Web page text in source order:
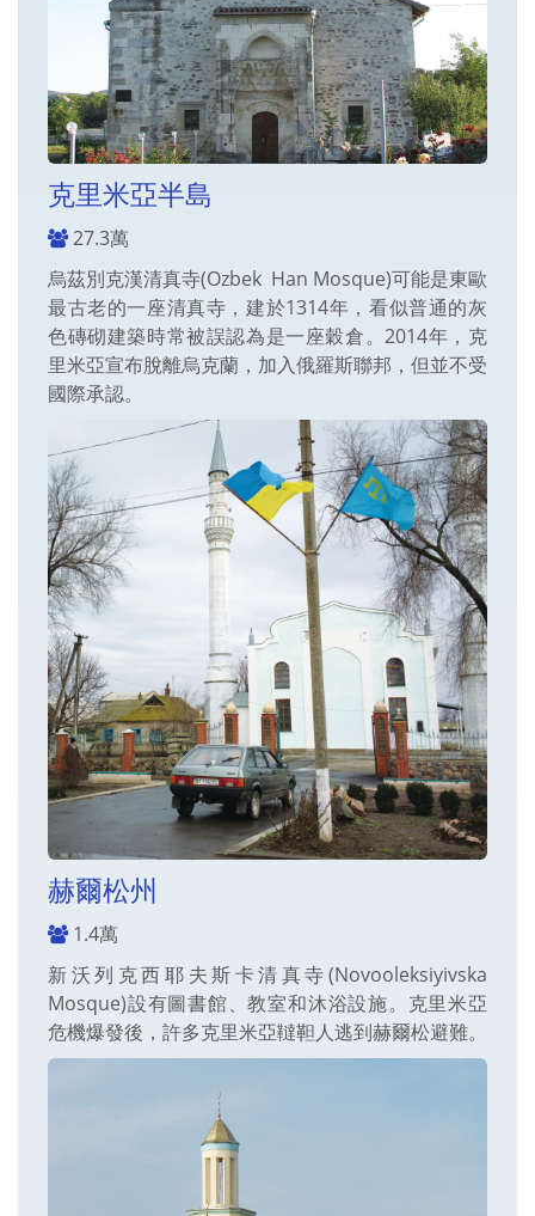
克里米亞半島
27.3萬
烏茲別克漢清真寺(Ozbek Han Mosque)可能是東歐
最古老的一座清真寺，建於1314年，看似普通的灰
色磚砌建築時常被誤認為是一座穀倉。2014年，克
里米亞宣布脫離烏克蘭，加入俄羅斯聯邦，但並不受
國際承認。
赫爾松州
1.4萬
新沃列克西耶夫斯卡清真寺(Novooleksiyivska
Mosque)設有圖書館、教室和沐浴設施。克里米亞
危機爆發後，許多克里米亞韃靼人逃到赫爾松避難。